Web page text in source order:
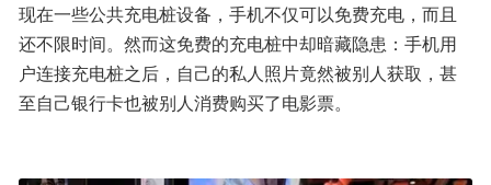
现在一些公共充电桩设备，手机不仅可以免费充电，而且
还不限时间。然而这免费的充电桩中却暗藏隐患：手机用
户连接充电桩之后，自己的私人照片竟然被别人获取，甚
至自己银行卡也被别人消费购买了电影票。